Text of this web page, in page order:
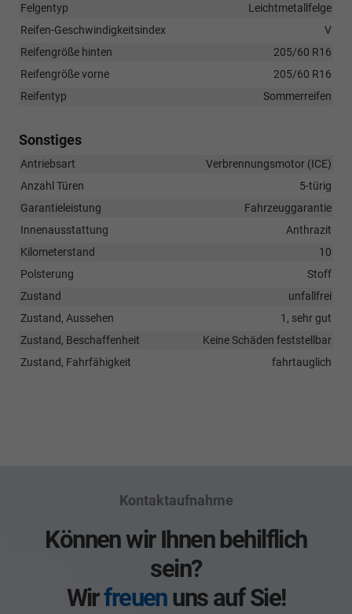
Felgentyp
Leichtmetallfelge
Reifen-Geschwindigkeitsindex
V
Reifengröße hinten
205/60 R16
Reifengröße vorne
205/60 R16
Reifentyp
Sommerreifen
Sonstiges
Antriebsart
Verbrennungsmotor (ICE)
Anzahl Türen
5-türig
Garantieleistung
Fahrzeuggarantie
Innenausstattung
Anthrazit
Kilometerstand
10
Polsterung
Stoff
Zustand
unfallfrei
Zustand, Aussehen
1, sehr gut
Zustand, Beschaffenheit
Keine Schäden feststellbar
Zustand, Fahrfähigkeit
fahrtauglich
Kontaktaufnahme
Können wir Ihnen behilflich
sein?
Wirfreuenuns auf Sie!